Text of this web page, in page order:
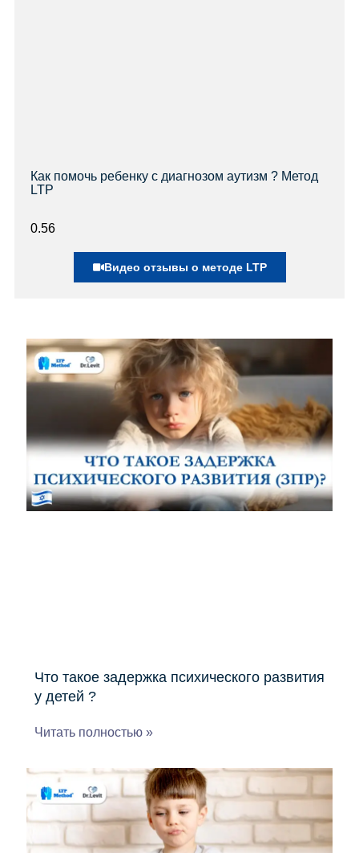
Как помочь ребенку с диагнозом аутизм ? Метод
LTP
Видео отзывы о методе LTP
Что такое задержка психического развития
у детей ?
Читать полностью »